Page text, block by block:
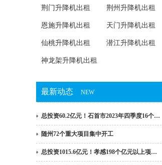
荆门升降机出租 荆州升降机出租
恩施升降机出租 天门升降机出租
仙桃升降机出租 潜江升降机出租
神龙架升降机出租
最新动态 NEW
总投资60.2亿元！石首市2023年四季度16个…
随州72个重大项目集中开工
总投资1015.6亿元！孝感198个亿元以上项…